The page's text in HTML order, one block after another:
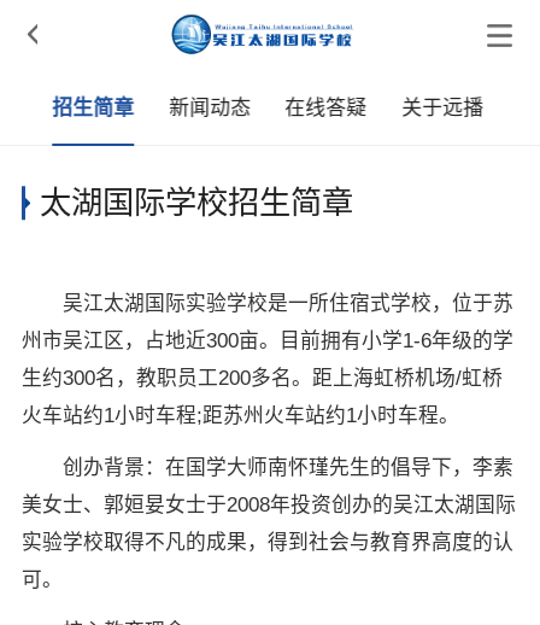

招生简章 新闻动态 在线答疑 关于远播
太湖国际学校招生简章
吴江太湖国际实验学校是一所住宿式学校，位于苏
州市吴江区，占地近300亩。目前拥有小学1-6年级的学
生约300名，教职员工200多名。距上海虹桥机场/虹桥
火车站约1小时车程;距苏州火车站约1小时车程。
创办背景：在国学大师南怀瑾先生的倡导下，李素
美女士、郭姮妟女士于2008年投资创办的吴江太湖国际
实验学校取得不凡的成果，得到社会与教育界高度的认
可。